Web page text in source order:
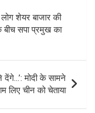
शेयर बाजार की
के बीच सपा प्रमुख का
देंगे…’: मोदी के सामने
लिए चीन को चेताया